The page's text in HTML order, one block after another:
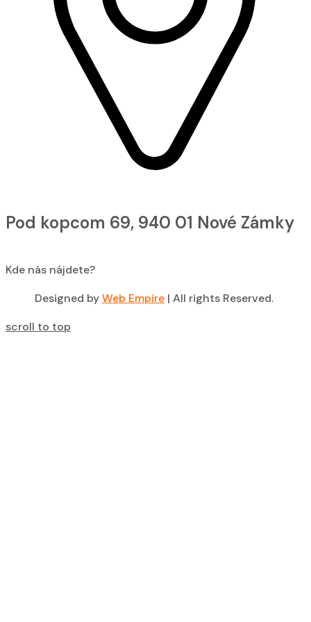
Pod kopcom 69, 940 01 Nové Zámky
Kde nás nájdete?
Designed byWeb Empire | All rights Reserved.
scroll to top